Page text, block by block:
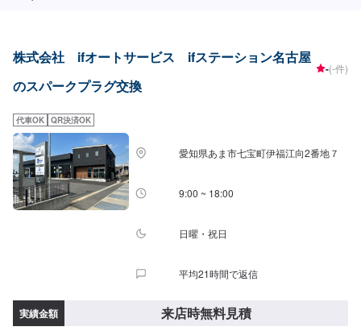
株式会社 ifオートサービス ifステーション名古屋
のスパークプラグ交換
-(-件)
代車OK QR決済OK
愛知県あま市七宝町伊福江向2番地７
9:00 ~ 18:00
日曜・祝日
平均21時間で返信
実績金額 来店時無料見積